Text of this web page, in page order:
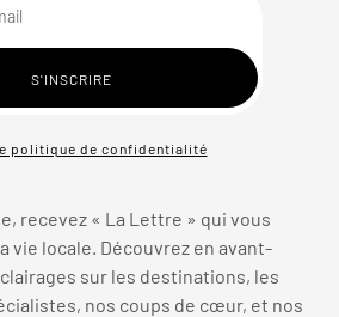
politique de confidentialité
recevez « La Lettre » qui vous
vie locale. Découvrez en avant-
sur les destinations, les
nos coups de cœur, et nos